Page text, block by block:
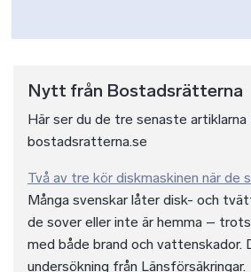
Nytt från Bostadsrätterna
Här ser du de tre senaste artiklarna
bostadsratterna.se
Två av tre kör diskmaskinen när
Många svenskar låter disk- och
de sover eller inte är hemma –
med både brand och vattenskador.
undersökning från Länsförsäkringar.